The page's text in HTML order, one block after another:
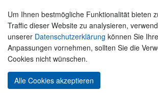
Um Ihnen bestmögliche Funktionalität bieten
Traffic dieser Website zu analysieren,
unserer Datenschutzerklärung können Sie
Anpassungen vornehmen, sollten Sie die
Cookies nicht wünschen.
Alle Cookies akzeptieren